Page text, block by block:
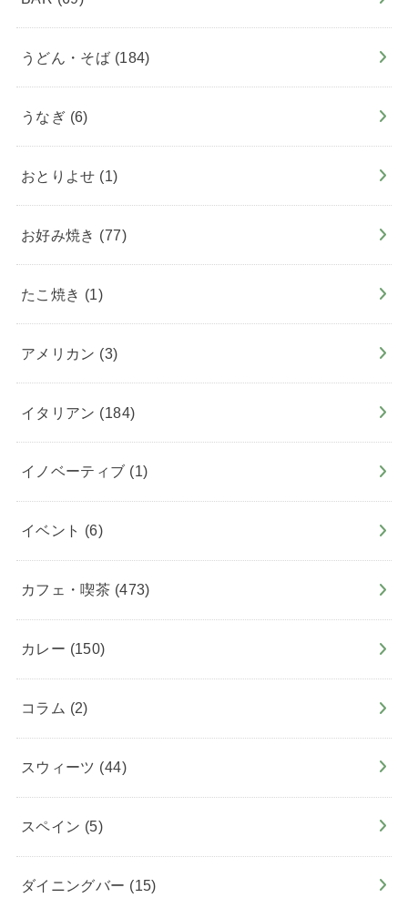
うどん・そば (184)
うなぎ (6)
おとりよせ (1)
お好み焼き (77)
たこ焼き (1)
アメリカン (3)
イタリアン (184)
イノベーティブ (1)
イベント (6)
カフェ・喫茶 (473)
カレー (150)
コラム (2)
スウィーツ (44)
スペイン (5)
ダイニングバー (15)